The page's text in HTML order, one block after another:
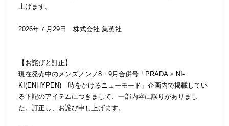
上げます。
2026年７月29日 株式会社 集英社
【お詫びと訂正】
現在発売中のメンズノンノ8・9月合併号「PRADA × NI-
KI(ENHYPEN) 時をかけるニューモード」企画内で掲載してい
る下記のアイテムにつきまして、一部内容に誤りがありまし
た。訂正し、お詫び申し上げます。